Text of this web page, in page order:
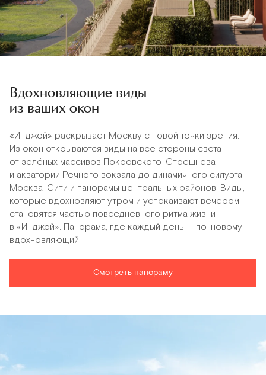
Вдохновляющие виды
из ваших окон
«Инджой» раскрывает Москву с новой точки зрения.
Из окон открываются виды на все стороны света —
от зелёных массивов Покровского-Стрешнева
и акватории Речного вокзала до динамичного силуэта
Москва-Сити и панорамы центральных районов. Виды,
которые вдохновляют утром и успокаивают вечером,
становятся частью повседневного ритма жизни
в «Инджой». Панорама, где каждый день — по-новому
вдохновляющий.
Смотреть панораму